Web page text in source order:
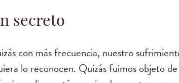
secreto
con más frecuencia, nuestro
lo reconocen. Quizás fuimos objeto